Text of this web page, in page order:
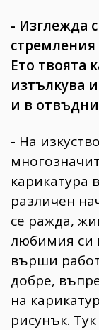
- Изглежда
стремления
Ето твоята
изтълкува
и в
- На
карикатура
различен
се ражда,
любимия си
върши
добре,
на
рисунък.